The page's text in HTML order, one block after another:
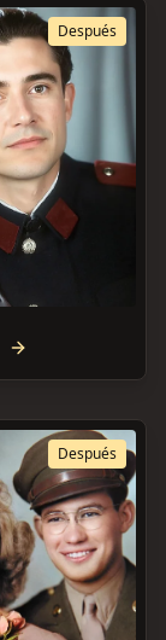
Después
Después